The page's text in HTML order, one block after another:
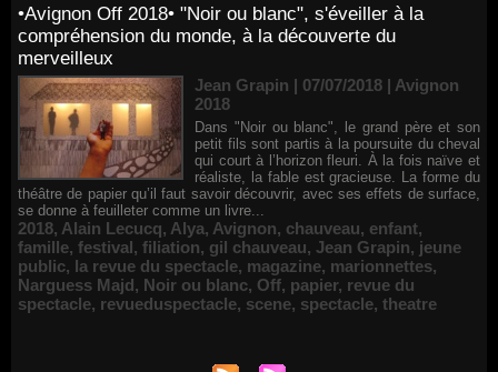
•Avignon Off 2018• "Noir ou blanc", s'éveiller à la
compréhension du monde, à la découverte du
merveilleux
Jean Grapin | 07/07/2018 | Avignon
2018
Dans "Noir ou blanc", le grand père et son
petit fils sont partis à la poursuite du cheval
qui court à l’horizon fleuri. À la fois naïve et
réaliste, la fable est gracieuse. La forme du
théâtre de papier qu’il faut savoir découvrir, avec ses effets de surface,
se donne à feuilleter comme un livre...
2018, Alain Lecucq, Alya, Avignon, chauveau, enfant,
famille, festival, filiation, gil chauveau, Jean Grapin, jeune
public, la revue du spectacle, magazine, marionnettes,
Narguess Majd, Noir ou blanc, Off, papier, revue du
spectacle, revueduspectacle, scene, spectacle, theatre